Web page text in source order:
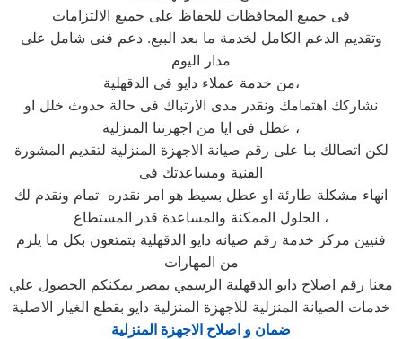
فى جميع المحافظات للحفاظ على جميع الالتزامات
وتقديم الدعم الكامل لخدمة ما بعد البيع. دعم فنى شامل على
مدار اليوم
من خدمة عملاء دايو فى الدقهلية،
نشاركك اهتمامك ونقدر مدى الارتباك فى حالة حدوث خلل او
عطل فى ايا من اجهزتنا المنزلية ،
لكن اتصالك بنا على رقم صيانة الاجهزة المنزلية لتقديم المشورة
القنية ومساعدتك فى
انهاء مشكلة طارئة او عطل بسيط هو امر نقدره تمام ونقدم لك
الحلول الممكنة والمساعدة قدر المستطاع ،
فنيين مركز خدمة رقم صيانه دايو الدقهلية يتمتعون بكل ما يلزم
من المهارات
معنا رقم اصلاح دايو الدقهلية الرسمي بمصر يمكنكم الحصول علي
خدمات الصيانة المنزلية للاجهزة المنزلية دايو بقطع الغيار الاصلية
ضمان و اصلاح الاجهزة المنزلية